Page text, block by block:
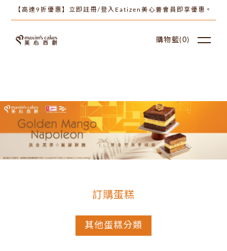
【高達9折優惠】立即註冊/登入Eatizen美心薈會員即享優惠。
購物籃( 0)
訂購蛋糕
其他蛋糕分類